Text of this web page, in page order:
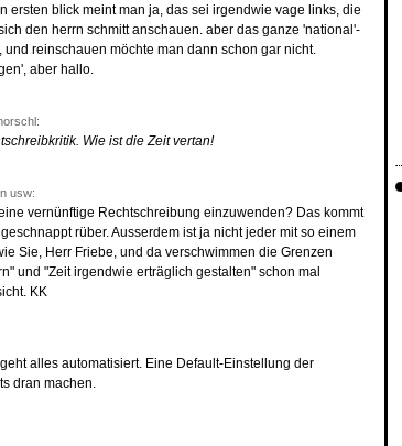
ersten blick meint man ja, das sei irgendwie vage links, die
den herrn schmitt anschauen. aber das ganze 'national'-
und reinschauen möchte man dann schon gar nicht.
aber hallo.
Wie ist die Zeit vertan!
usw:
vernünftige Rechtschreibung einzuwenden? Das kommt
rüber. Ausserdem ist ja nicht jeder mit so einem
Sie, Herr Friebe, und da verschwimmen die Grenzen
und "Zeit irgendwie erträglich gestalten" schon mal
KK
alles automatisiert. Eine Default-Einstellung der
dran machen.